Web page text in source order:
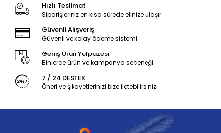
Hızlı Teslimat
Siparişleriniz en kısa sürede elinize ulaşır.
Güvenli Alışveriş
Güvenli ve kolay ödeme sistemi
Geniş Ürün Yelpazesi
Binlerce ürün ve kampanya seçeneği
7 / 24 DESTEK
Öneri ve şikayetlerinizi bize iletebilirsiniz.